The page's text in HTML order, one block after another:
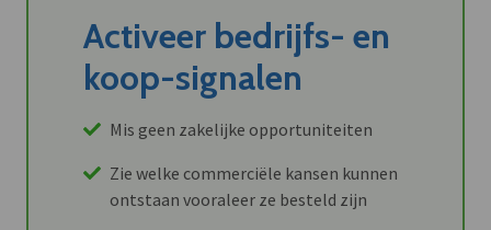
Activeer bedrijfs- en
koop-signalen
Mis geen zakelijke opportuniteiten
Zie welke commerciële kansen kunnen
ontstaan vooraleer ze besteld zijn